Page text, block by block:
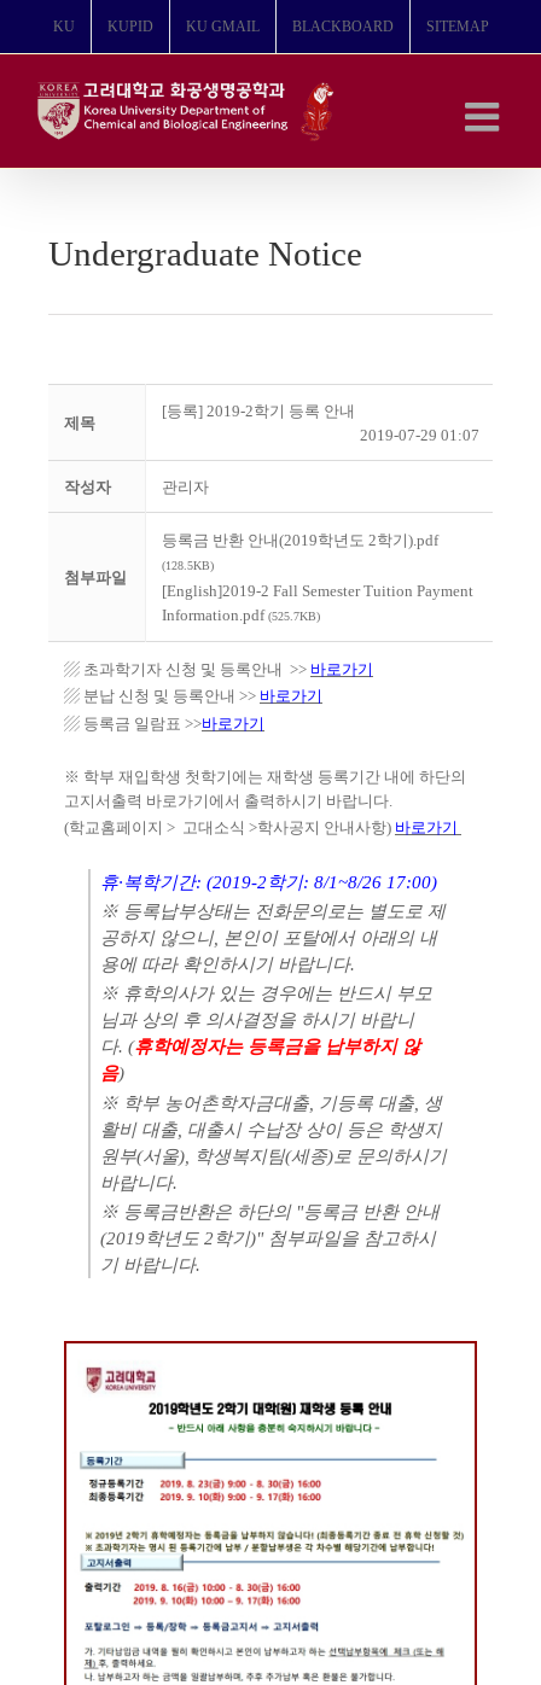
뛰
KU KUPID KU GMAIL BLACKBOARD SITEMAP
Undergraduate Notice
제목
[등록] 2019-2학기 등록 안내
2019-07-29 01:07
작성자 관리자
첨부파일
등록금 반환 안내(2019학년도 2학기).pdf
(128.5KB)
[English]2019-2 Fall Semester Tuition Payment
Information.pdf(525.7KB)
▨ 초과학기자 신청 및 등록안내 >> 바로가기
▨ 분납 신청 및 등록안내 >> 바로가기
▨ 등록금 일람표 >>바로가기
※ 학부 재입학생 첫학기에는 재학생 등록기간 내에 하단의
고지서출력 바로가기에서 출력하시기 바랍니다.
(학교홈페이지 > 고대소식 >학사공지 안내사항) 바로가기
휴·복학기간: (2019-2학기: 8/1~8/26 17:00)
※ 등록납부상태는 전화문의로는 별도로 제
공하지 않으니, 본인이 포탈에서 아래의 내
용에 따라 확인하시기 바랍니다.
※ 휴학의사가 있는 경우에는 반드시 부모
님과 상의 후 의사결정을 하시기 바랍니
다. (휴학예정자는 등록금을 납부하지 않
음)
※ 학부 농어촌학자금대출, 기등록 대출, 생
활비 대출, 대출시 수납장 상이 등은 학생지
원부(서울), 학생복지팀(세종)로 문의하시기
바랍니다.
※ 등록금반환은 하단의 "등록금 반환 안내
(2019학년도 2학기)" 첨부파일을 참고하시
기 바랍니다.